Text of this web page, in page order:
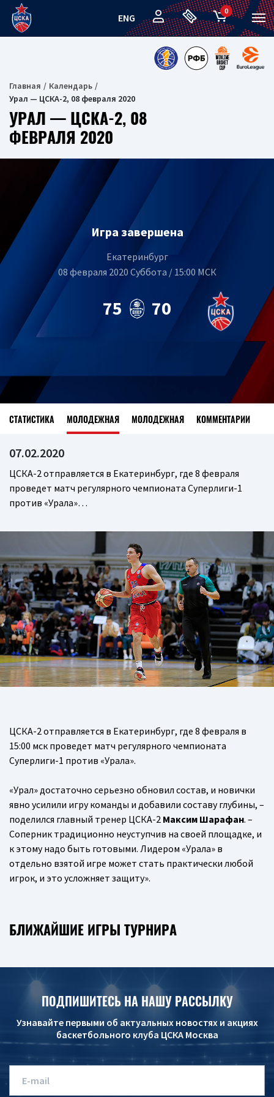
ENG
0
Главная
Календарь
Урал — ЦСКА-2, 08 февраля 2020
УРАЛ — ЦСКА-2, 08
ФЕВРАЛЯ 2020
Игра завершена
Екатеринбург
08 февраля 2020 Суббота / 15:00 МСК
75 70
СТАТИСТИКА МОЛОДЕЖНАЯ МОЛОДЕЖНАЯ КОММЕНТАРИИ
07.02.2020
ЦСКА-2 отправляется в Екатеринбург, где 8 февраля
проведет матч регулярного чемпионата Суперлиги-1
против «Урала»…
ЦСКА-2 отправляется в Екатеринбург, где 8 февраля в
15:00 мск проведет матч регулярного чемпионата
Суперлиги-1 против «Урала».
«Урал» достаточно серьезно обновил состав, и новички
явно усилили игру команды и добавили составу глубины, –
поделился главный тренер ЦСКА-2 Максим Шарафан. –
Соперник традиционно неуступчив на своей площадке, и
к этому надо быть готовыми. Лидером «Урала» в
отдельно взятой игре может стать практически любой
игрок, и это усложняет защиту».
БЛИЖАЙШИЕ ИГРЫ ТУРНИРА
ПОДПИШИТЕСЬ НА НАШУ РАССЫЛКУ
Узнавайте первыми об актуальных новостях и акциях
баскетбольного клуба ЦСКА Москва